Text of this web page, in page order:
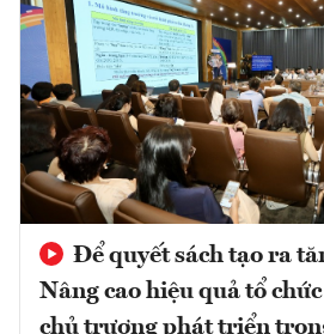
Để quyết sách tạo ra
Nâng cao hiệu quả tổ
chủ trương phát triển